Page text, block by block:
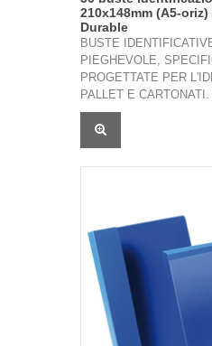
210x148mm (A5-
Durable
BUSTE
PIEGHEVOLE,
PROGETTATE PER
PALLET E